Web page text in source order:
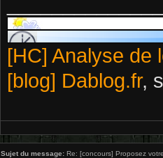
[HC] Analyse de
[blog] Dablog.fr,
Sujet du message: Re: [concours] Proposez